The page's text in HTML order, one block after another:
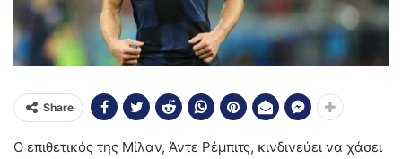
Share
Ο επιθετικός της Μίλαν, Άντε Ρέμπιτς, κινδινεύει να χάσει